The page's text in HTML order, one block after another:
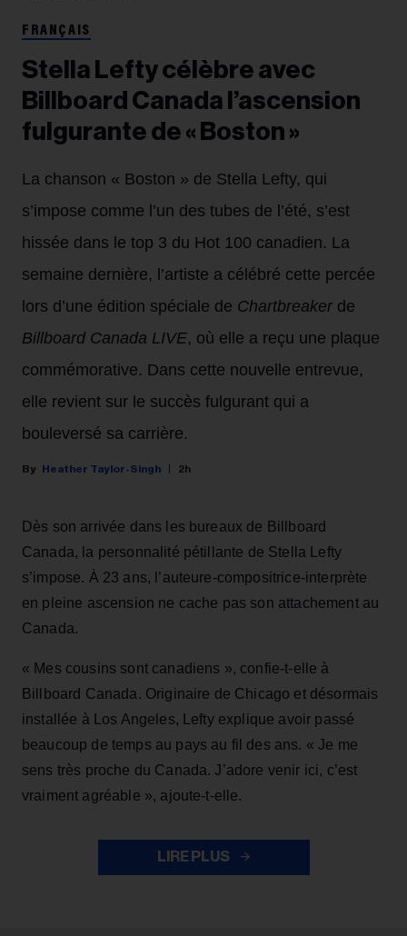
FRANÇAIS
Stella Lefty célèbre avec
Billboard Canada l’ascension
fulgurante de « Boston »
La chanson « Boston » de Stella Lefty, qui
s’impose comme l’un des tubes de l’été, s’est
hissée dans le top 3 du Hot 100 canadien. La
semaine dernière, l’artiste a célébré cette percée
lors d’une édition spéciale de Chartbreaker de
Billboard Canada LIVE, où elle a reçu une plaque
commémorative. Dans cette nouvelle entrevue,
elle revient sur le succès fulgurant qui a
bouleversé sa carrière.
Heather Taylor-Singh 2h
Dès son arrivée dans les bureaux de Billboard
Canada, la personnalité pétillante de Stella Lefty
s’impose. À 23 ans, l’auteure-compositrice-interprète
en pleine ascension ne cache pas son attachement au
Canada.
« Mes cousins sont canadiens », confie-t-elle à
Billboard Canada. Originaire de Chicago et désormais
installée à Los Angeles, Lefty explique avoir passé
beaucoup de temps au pays au fil des ans. « Je me
sens très proche du Canada. J’adore venir ici, c’est
vraiment agréable », ajoute-t-elle.
LIRE PLUS